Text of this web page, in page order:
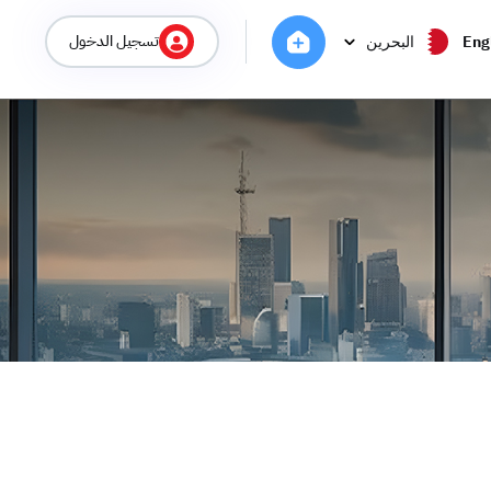
البحرين تسجيل الدخول